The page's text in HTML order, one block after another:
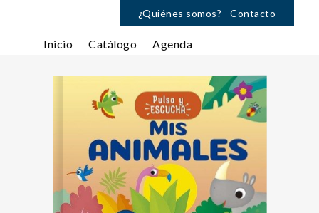
¿Quiénes somos? Contacto
Inicio Catálogo Agenda